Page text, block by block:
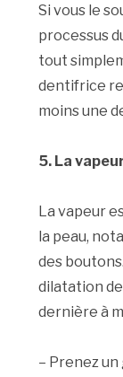
Si vous le
processus
tout
dentifrice
moins une
5. La
La vapeur
la peau,
des
dilatation
dernière à
– Prenez